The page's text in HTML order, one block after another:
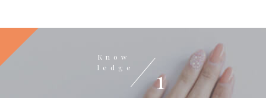
Know
ledge
1